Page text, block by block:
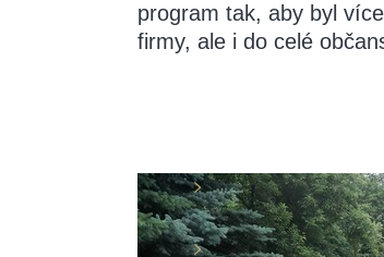
program tak, aby byl
firmy, ale i do celé